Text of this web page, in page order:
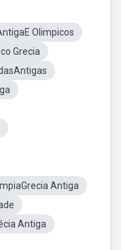
Olimpicos
Grecia
Antiga
Antiga